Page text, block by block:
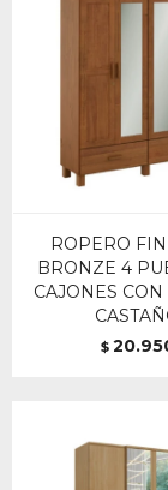
ROPERO
BRONZE 4
CAJONES CON
$